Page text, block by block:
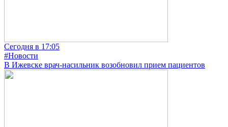
Сегодня в 17:05
#Новости
В Ижевске врач-насильник возобновил прием пациентов